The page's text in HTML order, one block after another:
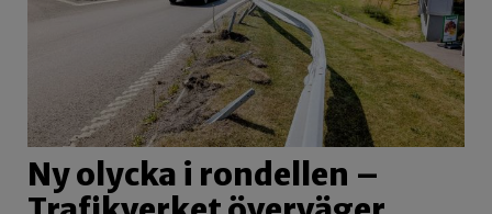
Ny olycka i rondellen –